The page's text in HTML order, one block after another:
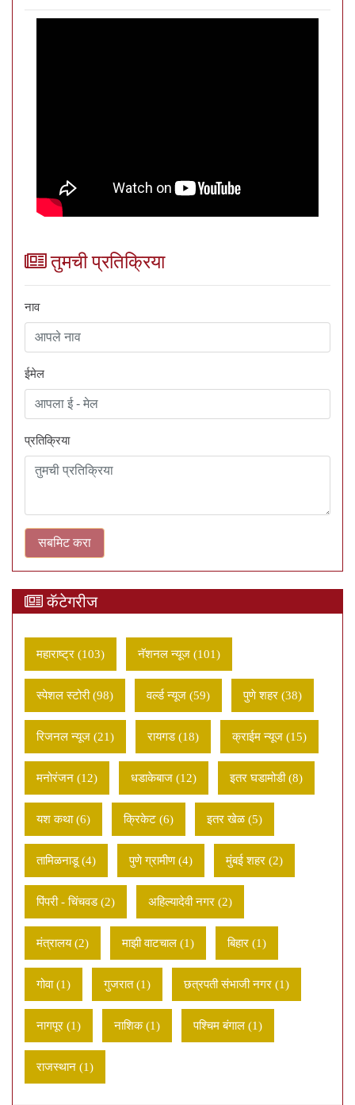
तुमची प्रतिक्रिया
नाव
ईमेल
प्रतिक्रिया
कॅटेगरीज
महाराष्ट्र (103) नॅशनल न्यूज (101)
स्पेशल स्टोरी (98) वर्ल्ड न्यूज (59) पुणे शहर (38)
रिजनल न्यूज (21) रायगड (18) क्राईम न्यूज (15)
मनोरंजन (12) धडाकेबाज (12) इतर घडामोडी (8)
यश कथा (6) क्रिकेट (6) इतर खेळ (5)
तामिळनाडू (4) पुणे ग्रामीण (4) मुंबई शहर (2)
पिंपरी - चिंचवड (2) अहिल्यादेवी नगर (2)
मंत्रालय (2) माझी वाटचाल (1) बिहार (1)
गोवा (1) गुजरात (1) छत्रपती संभाजी नगर (1)
नागपूर (1) नाशिक (1) पश्चिम बंगाल (1)
राजस्थान (1)